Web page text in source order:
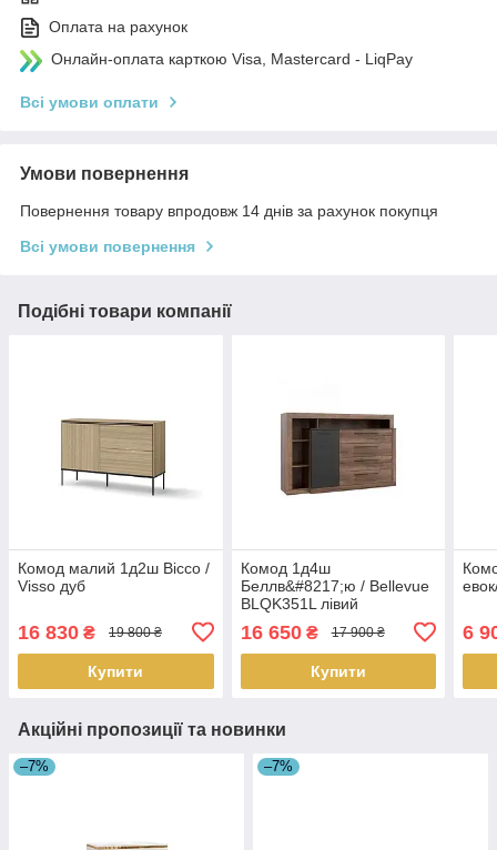
Оплата на рахунок
Онлайн-оплата карткою Visa, Mastercard - LiqPay
Всі умови оплати
Умови повернення
Повернення товару впродовж 14 днів за рахунок покупця
Всі умови повернення
Подібні товари компанії
Комод малий 1д2ш Віссо /
Visso дуб
16 830 ₴ 19 800 ₴
Купити
Комод 1д4ш
Беллв&#8217;ю / Bellevue
BLQK351L лівий
16 650₴ 17 900 ₴
Купити
6
Акційні пропозиції та новинки
–7% –7%